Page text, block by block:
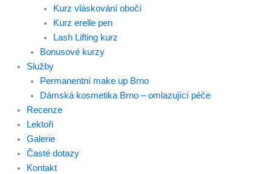
Kurz vláskování obočí
Kurz erelle pen
Lash Lifting kurz
Bonusové kurzy
Služby
Permanentní make up Brno
Dámská kosmetika Brno – omlazující péče
Recenze
Lektoři
Galerie
Časté dotazy
Kontakt